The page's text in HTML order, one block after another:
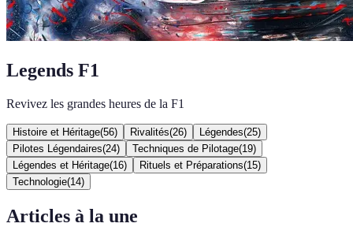
Legends F1
Revivez les grandes heures de la F1
Histoire et Héritage(56) Rivalités(26) Légendes(25)
Pilotes Légendaires(24) Techniques de Pilotage(19)
Légendes et Héritage(16) Rituels et Préparations(15)
Technologie(14)
Articles à la une